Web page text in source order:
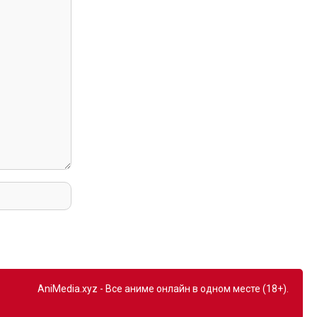
AniMedia.xyz - Все аниме онлайн в одном месте (18+).